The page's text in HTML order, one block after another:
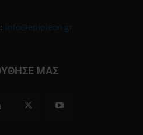
info@epipleon.gr
ΜΑΣ